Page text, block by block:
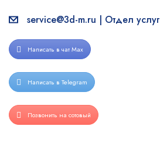
service@3d-m.ru | Отдел услуг
Написать в чат Max
Написать в Telegram
Позвонить на сотовый